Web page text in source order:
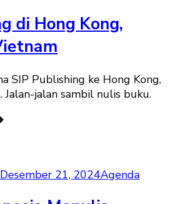
di Hong Kong,
SIP Publishing ke Hong Kong,
Jalan-jalan sambil nulis buku.
Desember 21, 2024Agenda